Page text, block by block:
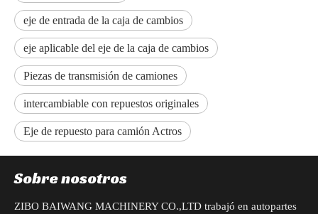
eje de entrada de la caja de cambios
eje aplicable del eje de la caja de cambios
Piezas de transmisión de camiones
intercambiable con repuestos originales
Eje de repuesto para camión Actros
Sobre nosotros
ZIBO BAIWANG MACHINERY CO.,LTD trabajó en autopartes